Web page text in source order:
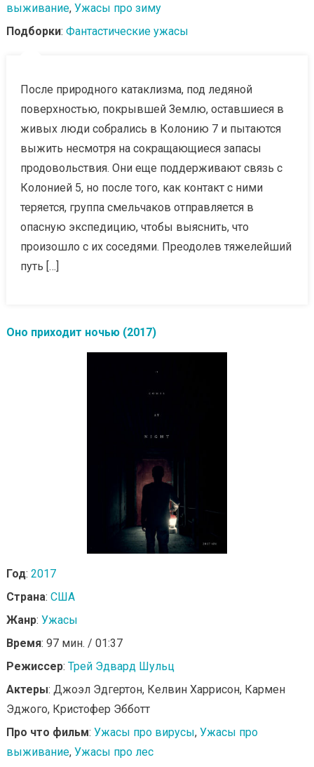
выживание, Ужасы про зиму
Подборки: Фантастические ужасы
После природного катаклизма, под ледяной
поверхностью, покрывшей Землю, оставшиеся в
живых люди собрались в Колонию 7 и пытаются
выжить несмотря на сокращающиеся запасы
продовольствия. Они еще поддерживают связь с
Колонией 5, но после того, как контакт с ними
теряется, группа смельчаков отправляется в
опасную экспедицию, чтобы выяснить, что
произошло с их соседями. Преодолев тяжелейший
путь […]
Оно приходит ночью (2017)
Год: 2017
Страна: США
Жанр: Ужасы
Время: 97 мин. / 01:37
Режиссер: Трей Эдвард Шульц
Актеры: Джоэл Эдгертон, Келвин Харрисон, Кармен
Эджого, Кристофер Эбботт
Про что фильм: Ужасы про вирусы, Ужасы про
выживание, Ужасы про лес